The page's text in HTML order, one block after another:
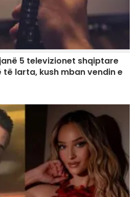
5 televizionet shqiptare
larta, kush mban vendin e